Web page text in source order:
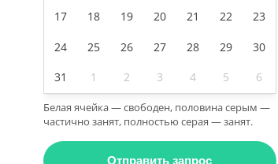
17 18 19 20 21 22 23
24 25 26 27 28 29 30
31 1 2 3 4 5 6
Белая ячейка — свободен, половина серым —
частично занят, полностью серая — занят.
Отправить запрос